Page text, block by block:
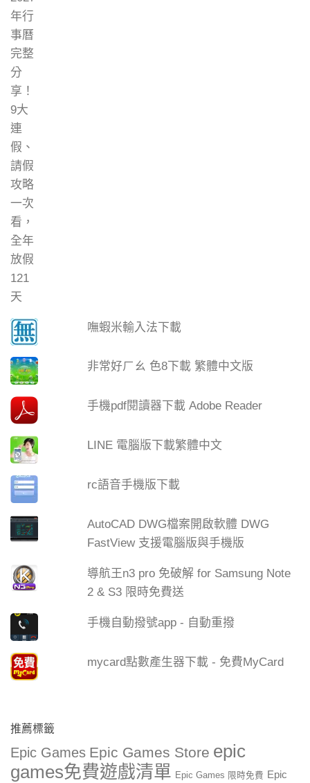
嘸蝦米輸入法下載
非常好ㄏㄠ 色8下載 繁體中文版
手機pdf閱讀器下載 Adobe Reader
LINE 電腦版下載繁體中文
rc語音手機版下載
AutoCAD DWG檔案開啟軟體 DWG
FastView 支援電腦版與手機版
導航王n3 pro 免破解 for Samsung Note
2 & S3 限時免費送
手機自動撥號app - 自動重撥
mycard點數產生器下載 - 免費MyCard
推薦標籤
Epic Games Epic Games Store epic
games免費遊戲清單 Epic Games 限時免費 Epic